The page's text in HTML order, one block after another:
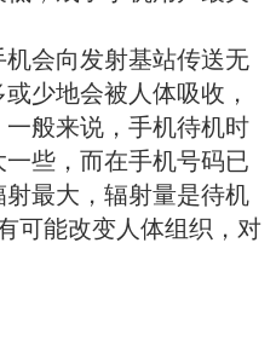
的发展，使用手
相关健康问题也
辐射到底对人体
降到最低，成了
，手机会向发
波或多或少地